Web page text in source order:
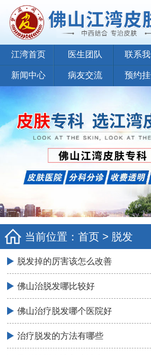
江湾首页 医生团队 联系我
新闻中心 病友交流 预约
当前位置： 首页 > 脱发
脱发掉的厉害该怎么改善
佛山治脱发哪比较好
佛山治疗脱发哪个医院好
治疗脱发的方法有哪些